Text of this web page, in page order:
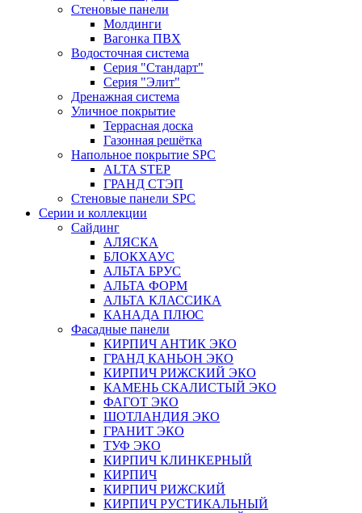
Стеновые панели
Молдинги
Вагонка ПВХ
Водосточная система
Серия "Стандарт"
Серия "Элит"
Дренажная система
Уличное покрытие
Террасная доска
Газонная решётка
Напольное покрытие SPC
ALTA STEP
ГРАНД СТЭП
Стеновые панели SPC
Серии и коллекции
Сайдинг
АЛЯСКА
БЛОКХАУС
АЛЬТА БРУС
АЛЬТА ФОРМ
АЛЬТА КЛАССИКА
КАНАДА ПЛЮС
Фасадные панели
КИРПИЧ АНТИК ЭКО
ГРАНД КАНЬОН ЭКО
КИРПИЧ РИЖСКИЙ ЭКО
КАМЕНЬ СКАЛИСТЫЙ ЭКО
ФАГОТ ЭКО
ШОТЛАНДИЯ ЭКО
ГРАНИТ ЭКО
ТУФ ЭКО
КИРПИЧ КЛИНКЕРНЫЙ
КИРПИЧ
КИРПИЧ РИЖСКИЙ
КИРПИЧ РУСТИКАЛЬНЫЙ